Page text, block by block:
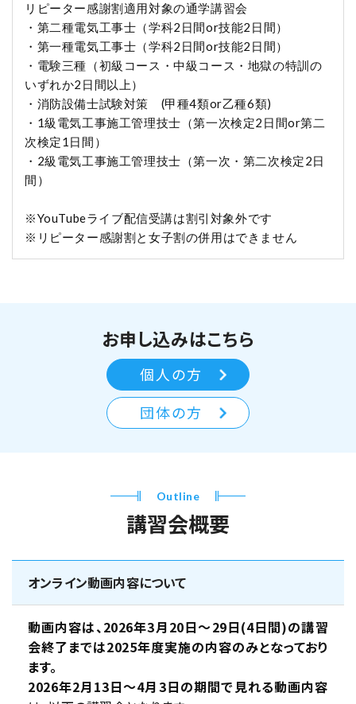
リピーター感謝割適用対象の通学講習会
・第二種電気工事士（学科2日間or技能2日間）
・第一種電気工事士（学科2日間or技能2日間）
・電験三種（初級コース・中級コース・地獄の特訓の
いずれか2日間以上）
・消防設備士試験対策 (甲種4類or乙種6類)
・1級電気工事施工管理技士（第一次検定2日間or第二
次検定1日間）
・2級電気工事施工管理技士（第一次・第二次検定2日
間）
※YouTubeライブ配信受講は割引対象外です
※リピーター感謝割と女子割の併用はできません
お申し込みはこちら
個人の方
団体の方
Outline
講習会概要
オンライン動画内容について
動画内容は、2026年3月20日～29日(4日間)の講習
会終了までは2025年度実施の内容のみとなっており
ます。
2026年2月13日～4月3日の期間で見れる動画内容